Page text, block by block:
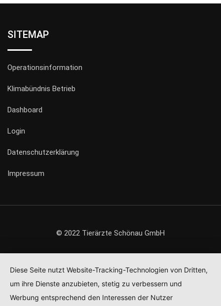
SITEMAP
Operationsinformation
Klimabündnis Betrieb
Dashboard
Login
Datenschutzerklärung
Impressum
© 2022 Tierärzte Schönau GmbH
Diese Seite nutzt Website-Tracking-Technologien von Dritten,
um ihre Dienste anzubieten, stetig zu verbessern und
Werbung entsprechend den Interessen der Nutzer